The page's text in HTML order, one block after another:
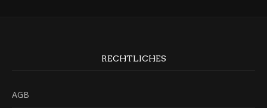
RECHTLICHES
AGB